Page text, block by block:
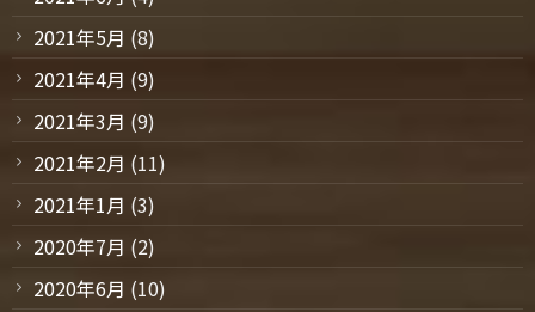
2021年5月 (8)
2021年4月 (9)
2021年3月 (9)
2021年2月 (11)
2021年1月 (3)
2020年7月 (2)
2020年6月 (10)